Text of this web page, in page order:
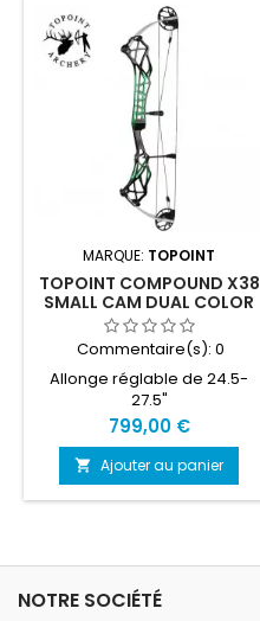
MARQUE: TOPOINT
TOPOINT COMPOUND X38
SMALL CAM DUAL COLOR
Commentaire(s): 0
Allonge réglable de 24.5-
27.5"
Prix
799,00 €
 Ajouter au panier
NOTRE SOCIÉTÉ